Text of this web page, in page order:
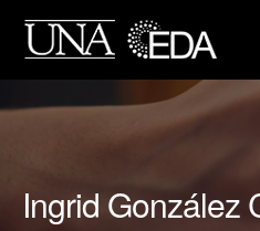
Ingrid González